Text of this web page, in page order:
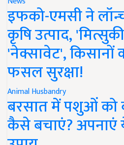
इफको-एमसी ने
कृषि उत्पाद,
'नेक्सावेट', किसानों
फसल सुरक्षा!
Animal Husbandry
बरसात में पशुओं को
कैसे बचाएं?